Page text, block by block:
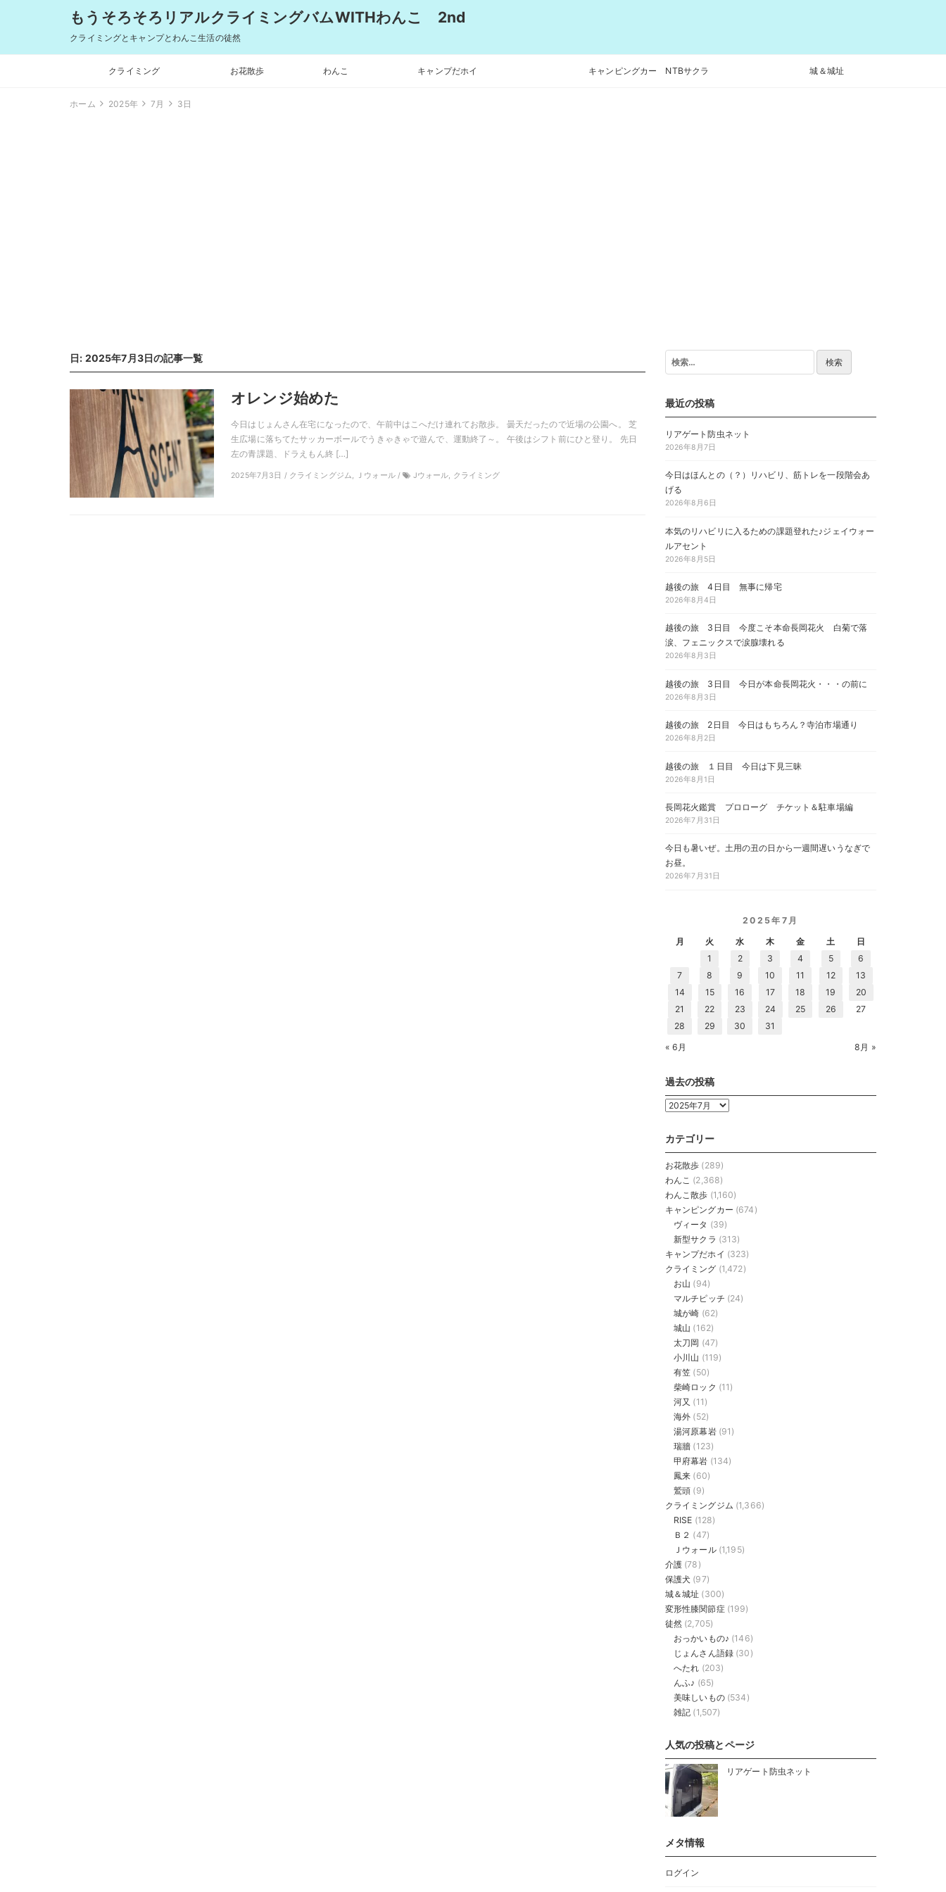
もうそろそろリアルクライミングバムWITHわんこ 2nd
クライミングとキャンプとわんこ生活の徒然
クライミング お花散歩 わんこ キャンプだホイ キャンピングカー NTBサクラ 城＆城址
ホーム 2025年 7月 3日
日: 2025年7月3日の記事一覧
オレンジ始めた
今日はじょんさん在宅になったので、午前中はこへだけ連れてお散歩。 曇天だったので近場の公園へ。 芝
生広場に落ちてたサッカーボールでうきゃきゃで遊んで、運動終了～。 午後はシフト前にひと登り。 先日
左の青課題、ドラえもん終 […]
2025年7月3日 / クライミングジム, Ｊウォール / Jウォール, クライミング
索:
最近の投稿
リアゲート防虫ネット
2026年8月7日
今日はほんとの（？）リハビリ、筋トレを一段階会あ
げる
2026年8月6日
本気のリハビリに入るための課題登れた♪ジェイウォー
ルアセント
2026年8月5日
越後の旅 4日目 無事に帰宅
2026年8月4日
越後の旅 3日目 今度こそ本命長岡花火 白菊で落
涙、フェニックスで涙腺壊れる
2026年8月3日
越後の旅 3日目 今日が本命長岡花火・・・の前に
2026年8月3日
越後の旅 2日目 今日はもちろん？寺泊市場通り
2026年8月2日
越後の旅 １日目 今日は下見三昧
2026年8月1日
長岡花火鑑賞 プロローグ チケット＆駐車場編
2026年7月31日
今日も暑いぜ。土用の丑の日から一週間遅いうなぎで
お昼。
2026年7月31日
2025年7月
月
火 水 木 金 土 日
« 6月 8月 »
1 2 3 4 5
6
7
8 9 10 11 12
13
14
15 16 17 18 19
20
21
22 23 24 25 26
27
28
29 30 31
過去の投稿
過
の
稿
カテゴリー
お花散歩 (289)
わんこ (2,368)
わんこ散歩 (1,160)
キャンピングカー (674)
ヴィータ (39)
新型サクラ (313)
キャンプだホイ (323)
クライミング (1,472)
お山 (94)
マルチピッチ (24)
城が崎 (62)
城山 (162)
太刀岡 (47)
小川山 (119)
有笠 (50)
柴崎ロック (11)
河又 (11)
海外 (52)
湯河原幕岩(91)
瑞牆 (123)
甲府幕岩 (134)
鳳来 (60)
鷲頭 (9)
クライミングジム (1,366)
RISE (128)
Ｂ２ (47)
Ｊウォール(1,195)
介護 (78)
保護犬 (97)
城＆城址 (300)
変形性膝関節症(199)
徒然 (2,705)
おっかいもの♪ (146)
じょんさん語録(30)
へたれ (203)
んふ♪ (65)
美味しいもの(534)
雑記 (1,507)
人気の投稿とページ
リアゲート防虫ネット
メタ情報
ログイン